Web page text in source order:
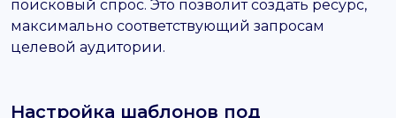
поисковый спрос. Это позволит создать ресурс,
максимально соответствующий запросам
целевой аудитории.
Настройка шаблонов под